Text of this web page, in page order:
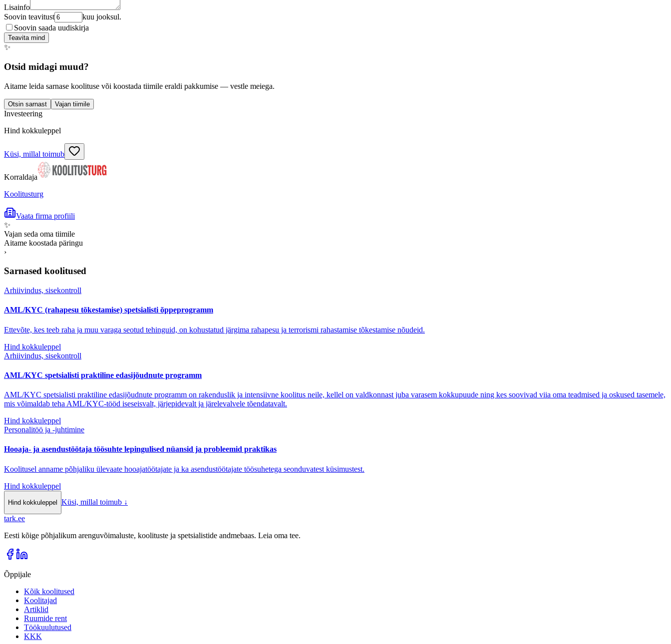
Lisainfo
Soovin teavitust
kuu jooksul.
Soovin saada uudiskirja
Teavita mind
✨
Otsid midagi muud?
Aitame leida sarnase koolituse või koostada tiimile eraldi pakkumise — vestle meiega.
Otsin sarnast Vajan tiimile
Investeering
Hind kokkuleppel
Küsi, millal toimub
Korraldaja
Koolitusturg
Vaata firma profiili
✨
Vajan seda oma tiimile
Aitame koostada päringu
›
Sarnased koolitused
Arhiivindus, sisekontroll
AML/KYC (rahapesu tõkestamise) spetsialisti õppeprogramm
Ettevõte, kes teeb raha ja muu varaga seotud tehinguid, on kohustatud järgima rahapesu ja terrorismi rahastamise tõkestamise nõudeid.
Hind kokkuleppel
Arhiivindus, sisekontroll
AML/KYC spetsialisti praktiline edasijõudnute programm
AML/KYC spetsialisti praktiline edasijõudnute programm on rakenduslik ja intensiivne koolitus neile, kellel on valdkonnast juba varasem kokkupuude ning kes soovivad viia oma teadmised ja oskused tasemele,
mis võimaldab teha AML/KYC-tööd iseseisvalt, järjepidevalt ja järelevalvele tõendatavalt.
Hind kokkuleppel
Personalitöö ja -juhtimine
Hooaja- ja asendustöötaja töösuhte lepingulised nüansid ja probleemid praktikas
Koolitusel anname põhjaliku ülevaate hooajatöötajate ja ka asendustöötajate töösuhetega seonduvatest küsimustest.
Hind kokkuleppel
Hind kokkuleppel Küsi, millal toimub ↓
tark.ee
Eesti kõige põhjalikum arenguvõimaluste, koolituste ja spetsialistide andmebaas. Leia oma tee.
Õppijale
Kõik koolitused
Koolitajad
Artiklid
Ruumide rent
Töökuulutused
KKK